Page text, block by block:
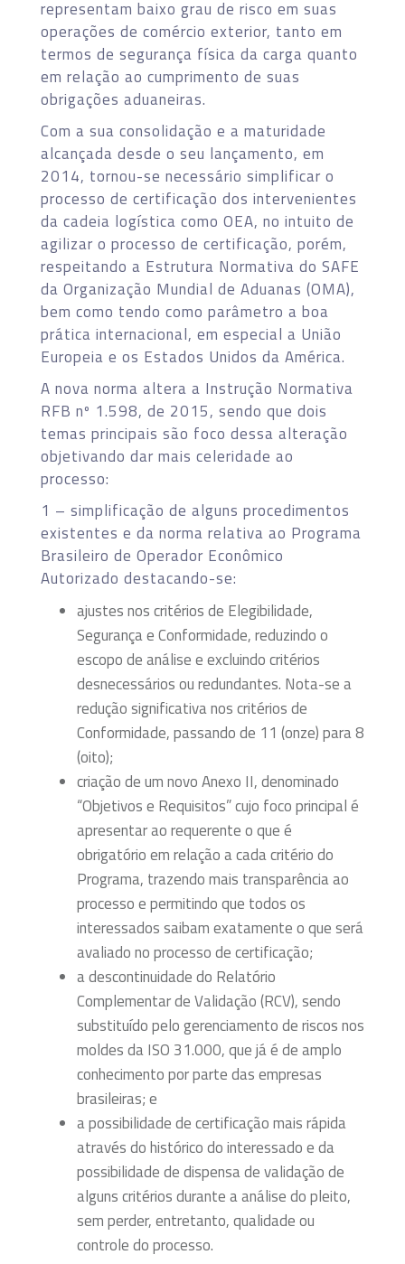
representam baixo grau de risco em suas
operações de comércio exterior, tanto em
termos de segurança física da carga quanto
em relação ao cumprimento de suas
obrigações aduaneiras.
Com a sua consolidação e a maturidade
alcançada desde o seu lançamento, em
2014, tornou-se necessário simplificar o
processo de certificação dos intervenientes
da cadeia logística como OEA, no intuito de
agilizar o processo de certificação, porém,
respeitando a Estrutura Normativa do SAFE
da Organização Mundial de Aduanas (OMA),
bem como tendo como parâmetro a boa
prática internacional, em especial a União
Europeia e os Estados Unidos da América.
A nova norma altera a Instrução Normativa
RFB nº 1.598, de 2015, sendo que dois
temas principais são foco dessa alteração
objetivando dar mais celeridade ao
processo:
1 – simplificação de alguns procedimentos
existentes e da norma relativa ao Programa
Brasileiro de Operador Econômico
Autorizado destacando-se:
ajustes nos critérios de Elegibilidade,
Segurança e Conformidade, reduzindo o
escopo de análise e excluindo critérios
desnecessários ou redundantes. Nota-se a
redução significativa nos critérios de
Conformidade, passando de 11 (onze) para 8
(oito);
criação de um novo Anexo II, denominado
“Objetivos e Requisitos” cujo foco principal é
apresentar ao requerente o que é
obrigatório em relação a cada critério do
Programa, trazendo mais transparência ao
processo e permitindo que todos os
interessados saibam exatamente o que será
avaliado no processo de certificação;
a descontinuidade do Relatório
Complementar de Validação (RCV), sendo
substituído pelo gerenciamento de riscos nos
moldes da ISO 31.000, que já é de amplo
conhecimento por parte das empresas
brasileiras; e
a possibilidade de certificação mais rápida
através do histórico do interessado e da
possibilidade de dispensa de validação de
alguns critérios durante a análise do pleito,
sem perder, entretanto, qualidade ou
controle do processo.